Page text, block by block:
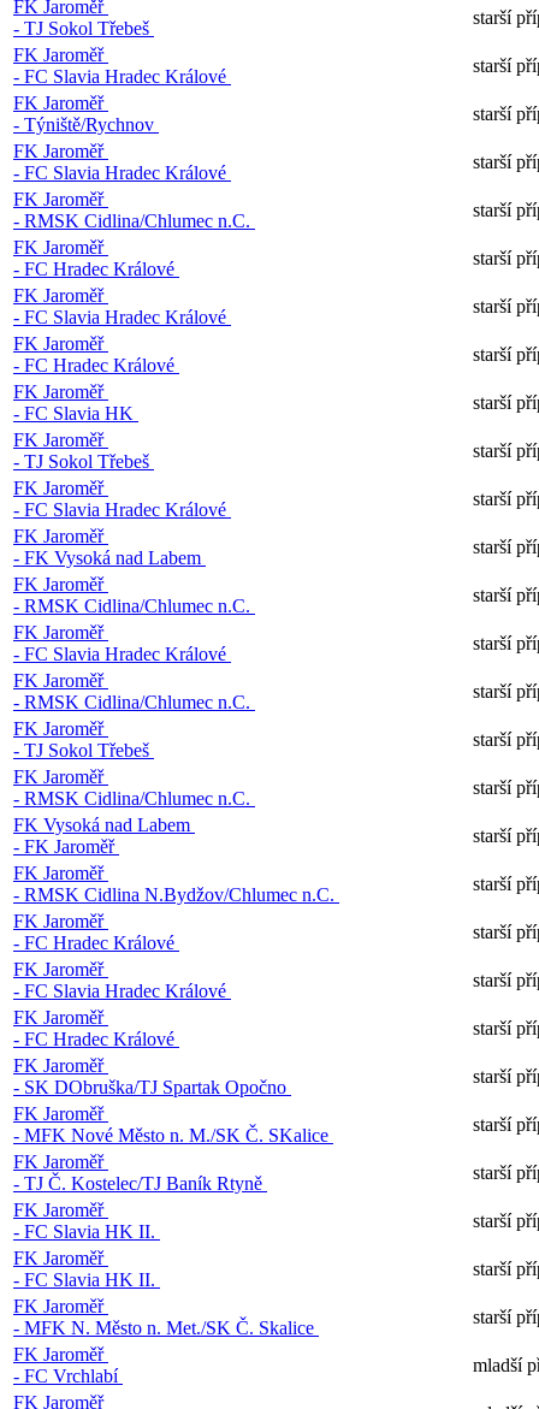
FK Jaroměř
- TJ Sokol Třebeš
starší
FK Jaroměř
- FC Slavia Hradec Králové
starší
FK Jaroměř
- Týniště/Rychnov
starší
FK Jaroměř
- FC Slavia Hradec Králové
starší
FK Jaroměř
- RMSK Cidlina/Chlumec n.C.
starší
FK Jaroměř
- FC Hradec Králové
starší
FK Jaroměř
- FC Slavia Hradec Králové
starší
FK Jaroměř
- FC Hradec Králové
starší
FK Jaroměř
- FC Slavia HK
starší
FK Jaroměř
- TJ Sokol Třebeš
starší
FK Jaroměř
- FC Slavia Hradec Králové
starší
FK Jaroměř
- FK Vysoká nad Labem
starší
FK Jaroměř
- RMSK Cidlina/Chlumec n.C.
starší
FK Jaroměř
- FC Slavia Hradec Králové
starší
FK Jaroměř
- RMSK Cidlina/Chlumec n.C.
starší
FK Jaroměř
- TJ Sokol Třebeš
starší
FK Jaroměř
- RMSK Cidlina/Chlumec n.C.
starší
FK Vysoká nad Labem
- FK Jaroměř
starší
FK Jaroměř
- RMSK Cidlina N.Bydžov/Chlumec n.C.
starší
FK Jaroměř
- FC Hradec Králové
starší
FK Jaroměř
- FC Slavia Hradec Králové
starší
FK Jaroměř
- FC Hradec Králové
starší
FK Jaroměř
- SK DObruška/TJ Spartak Opočno
starší
FK Jaroměř
- MFK Nové Město n. M./SK Č. SKalice
starší
FK Jaroměř
- TJ Č. Kostelec/TJ Baník Rtyně
starší
FK Jaroměř
- FC Slavia HK II.
starší
FK Jaroměř
- FC Slavia HK II.
starší
FK Jaroměř
- MFK N. Město n. Met./SK Č. Skalice
starší
FK Jaroměř
- FC Vrchlabí
mladší
FK Jaroměř